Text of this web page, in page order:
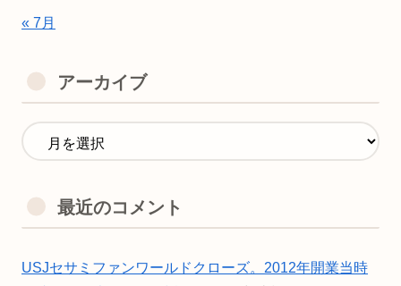
« 7月
アーカイブ
最近のコメント
USJセサミファンワールドクローズ。2012年開業当時